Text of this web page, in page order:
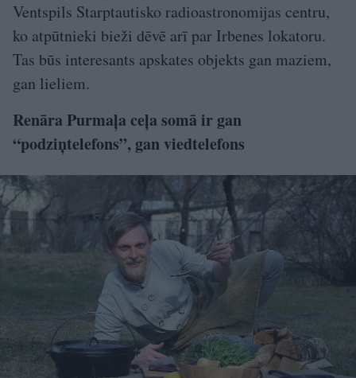
Ventspils Starptautisko radioastronomijas centru,
ko atpūtnieki bieži dēvē arī par Irbenes lokatoru.
Tas būs interesants apskates objekts gan maziem,
gan lieliem.
Renāra Purmaļa ceļa somā ir gan
“podziņtelefons”, gan viedtelefons